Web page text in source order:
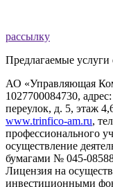
рассылку
Предлагаемые
АО «Управляющая
1027700084730,
переулок, д. 5, этаж
www.trinfico-аm.ru,
профессионального
осуществление
бумагами № 045-
Лицензия на
инвестиционными